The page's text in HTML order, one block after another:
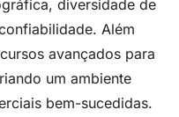
diversidade de
Além
avançados para
um ambiente
bem-sucedidas.